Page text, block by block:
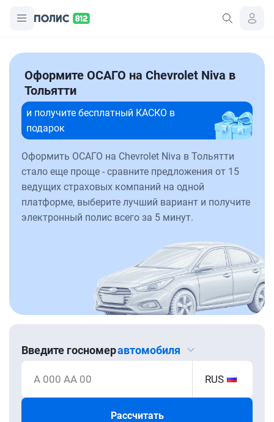
Оформите ОСАГО на Chevrolet Niva в
Тольятти
и получите бесплатный КАСКО в
подарок
Оформить ОСАГО на Chevrolet Niva в Тольятти
стало еще проще - сравните предложения от 15
ведущих страховых компаний на одной
платформе, выберите лучший вариант и получите
электронный полис всего за 5 минут.
Введите госномеравтомобиля
А 000 АА 00 RUS
Рассчитать